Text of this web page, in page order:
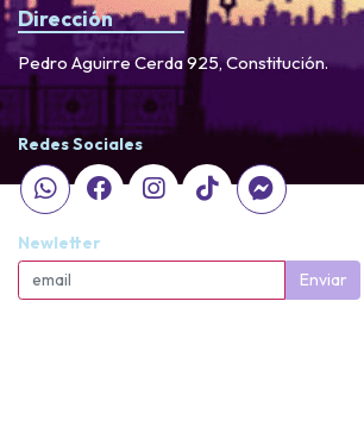
Dirección
Pedro Aguirre Cerda 925, Constitución.
Redes Sociales
Newletter
Enviar